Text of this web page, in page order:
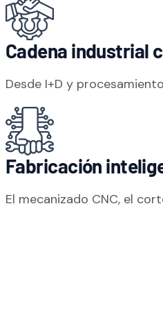
Cadena industrial
Desde I+D y
Fabricación
El mecanizado CNC, el